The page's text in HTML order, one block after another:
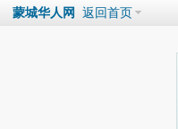
蒙城华人网 返回首页